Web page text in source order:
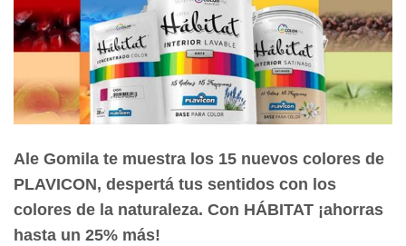
Ale Gomila te muestra los 15 nuevos colores de
PLAVICON, despertá tus sentidos con los
colores de la naturaleza. Con HÁBITAT ¡ahorras
hasta un 25% más!